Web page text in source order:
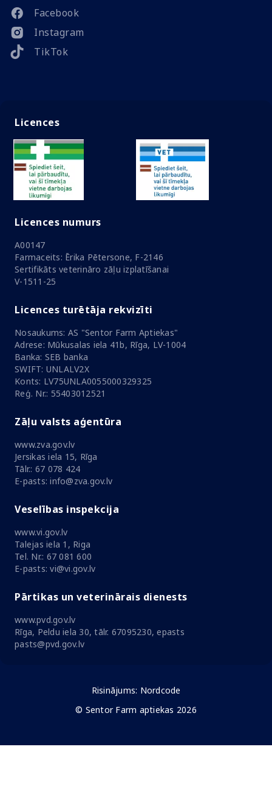
Facebook
Instagram
TikTok
Licences
Licences numurs
A00147
Farmaceits: Ērika Pētersone, F-2146
Sertifikāts veterināro zāļu izplatīšanai
V-1511-25
Licences turētāja rekvizīti
Nosaukums: AS "Sentor Farm Aptiekas"
Adrese: Mūkusalas iela 41b, Rīga, LV-1004
Banka: SEB banka
SWIFT: UNLALV2X
Konts: LV75UNLA0055000329325
Reģ. Nr.: 55403012521
Zāļu valsts aģentūra
www.zva.gov.lv
Jersikas iela 15, Rīga
Tālr.: 67 078 424
E-pasts: info@zva.gov.lv
Veselības inspekcija
www.vi.gov.lv
Talejas iela 1, Riga
Tel. Nr.: 67 081 600
E-pasts: vi@vi.gov.lv
Pārtikas un veterinārais dienests
www.pvd.gov.lv
Rīga, Peldu iela 30, tālr. 67095230, epasts
pasts@pvd.gov.lv
Risinājums: Nordcode
© Sentor Farm aptiekas 2026